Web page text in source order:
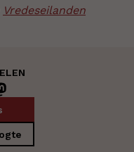
Vredeseilanden